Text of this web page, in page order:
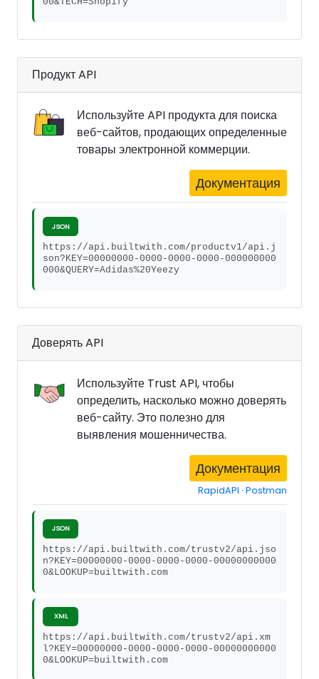
Продукт API
Используйте API продукта для поиска
веб-сайтов, продающих определенные
товары электронной коммерции.
Документация
JSON
https://api.builtwith.com/productv1/api.j
son?KEY=00000000-0000-0000-0000-000000000
000&QUERY=Adidas%20Yeezy
Доверять API
Используйте Trust API, чтобы
определить, насколько можно доверять
веб-сайту. Это полезно для
выявления мошенничества.
Документация
RapidAPI · Postman
JSON
https://api.builtwith.com/trustv2/api.jso
n?KEY=00000000-0000-0000-0000-00000000000
0&LOOKUP=builtwith.com
XML
https://api.builtwith.com/trustv2/api.xm
l?KEY=00000000-0000-0000-0000-00000000000
0&LOOKUP=builtwith.com